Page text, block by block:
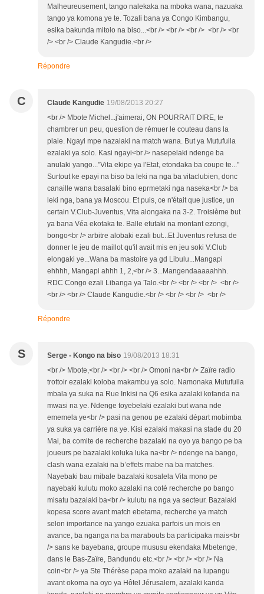
Malheureusement, tango nalekaka na mboka wana, nazuaka
tango ya komona ye te. Tozali bana ya Congo Kimbangu,
esika bakunda mitolo na biso...<br /> <br /> <br /> <br /> <br
/> <br /> Claude Kangudie.<br />
Répondre
C Claude Kangudie 19/08/2013 20:27
<br /> Mbote Michel...j'aimerai, ON POURRAIT DIRE, te
chambrer un peu, question de rémuer le couteau dans la
plaie. Ngayi mpe nazalaki na match wana. But ya Mutufuila
ezalaki ya solo. Kasi ngayi<br /> nasepelaki ndenge ba
anulaki yango..."Vita ekipe ya l'Etat, etondaka ba coupe te..."
Surtout ke epayi na biso ba leki na nga ba vitaclubien, donc
canaille wana basalaki bino eprmetaki nga naseka<br /> ba
leki nga, bana ya Moscou. Et puis, ce n'était que justice, un
certain V.Club-Juventus, Vita alongaka na 3-2. Troisième but
ya bana Véa ekotaka te. Balle etutaki na montant ezongi,
bongo<br /> arbitre alobaki ezali but...Et Juventus refusa de
donner le jeu de maillot qu'il avait mis en jeu soki V.Club
elongaki ye...Wana ba mastoire ya gd Libulu...Mangapi
ehhhh, Mangapi ahhh 1, 2,<br /> 3...Mangendaaaaahhh.
RDC Congo ezali Libanga ya Talo.<br /> <br /> <br /> <br />
<br /> <br /> Claude Kangudie.<br /> <br /> <br /> <br />
Répondre
S Serge - Kongo na biso 19/08/2013 18:31
<br /> Mbote,<br /> <br /> <br /> Omoni na<br /> Zaïre radio
trottoir ezalaki koloba makambu ya solo. Namonaka Mutufuila
mbala ya suka na Rue Inkisi na Q6 esika azalaki kofanda na
mwasi na ye. Ndenge toyebelaki ezalaki but wana nde
ememela ye<br /> pasi na genou pe ezalaki départ mobimba
ya suka ya carrière na ye. Kisi ezalaki makasi na stade du 20
Mai, ba comite de recherche bazalaki na oyo ya bango pe ba
joueurs pe bazalaki koluka luka na<br /> ndenge na bango,
clash wana ezalaki na b’effets mabe na ba matches.
Nayebaki bau mibale bazalaki kosalela Vita mono pe
nayebaki kulutu moko azalaki na coté recherche po bango
misatu bazalaki ba<br /> kulutu na nga ya secteur. Bazalaki
kopesa score avant match ebetama, recherche ya match
selon importance na yango ezuaka parfois un mois en
avance, ba nganga na ba marabouts ba participaka mais<br
/> sans ke bayebana, groupe mususu ekendaka Mbetenge,
dans le Bas-Zaïre, Bandundu etc.<br /> <br /> <br /> Na
coin<br /> ya Ste Thérèse papa moko azalaki na lupangu
avant okoma na oyo ya Hôtel Jérusalem, azalaki kanda